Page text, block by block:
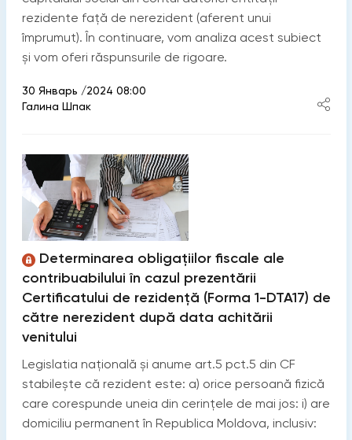
rezidente față de nerezident (aferent unui
împrumut). În continuare, vom analiza acest subiect
și vom oferi răspunsurile de rigoare.
30 Январь /2024 08:00
Галина Шпак
Determinarea obligațiilor fiscale ale
contribuabilului în cazul prezentării
Certificatului de rezidență (Forma 1-DTA17) de
către nerezident după data achitării
venitului
Legislatia națională și anume art.5 pct.5 din CF
stabilește că rezident este: a) orice persoană fizică
care corespunde uneia din cerinţele de mai jos: i) are
domiciliu permanent în Republica Moldova, inclusiv: